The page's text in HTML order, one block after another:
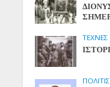
ΤΕΧΝΕΣ